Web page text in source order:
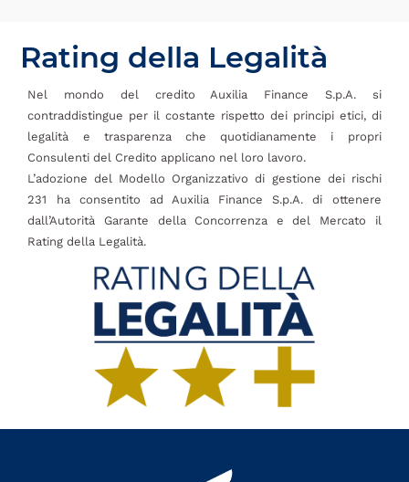
Rating della Legalità
Nel mondo del credito Auxilia Finance S.p.A. si
contraddistingue per il costante rispetto dei principi etici, di
legalità e trasparenza che quotidianamente i propri
Consulenti del Credito applicano nel loro lavoro.
L’adozione del Modello Organizzativo di gestione dei rischi
231 ha consentito ad Auxilia Finance S.p.A. di ottenere
dall’Autorità Garante della Concorrenza e del Mercato il
Rating della Legalità.